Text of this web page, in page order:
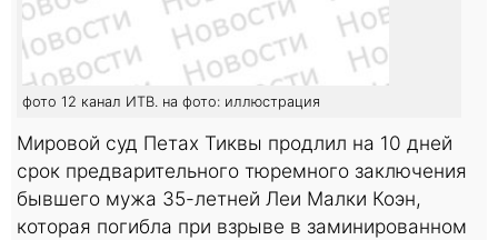
фото 12 канал ИТВ. на фото: иллюстрация
Мировой суд Петах Тиквы продлил на 10 дней
срок предварительного тюремного заключения
бывшего мужа 35-летней Леи Малки Коэн,
которая погибла при взрыве в заминированном